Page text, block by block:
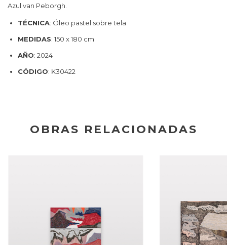
Azul van Peborgh.
TÉCNICA: Óleo pastel sobre tela
MEDIDAS: 150 x 180 cm
AÑO: 2024
CÓDIGO: K30422
OBRAS RELACIONADAS